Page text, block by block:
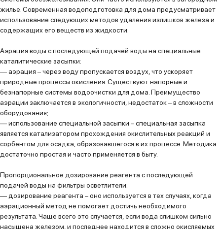
жилье. Современная водоподготовка для дома предусматривает
использование следующих методов удаления излишков железа и
содержащих его веществ из жидкости.
Аэрация воды с последующей подачей воды на специальные
каталитические засыпки:
— аэрация – через воду пропускается воздух, что ускоряет
природные процессы окисления. Существуют напорные и
безнапорные системы водоочистки для дома. Преимущество
аэрации заключается в экологичности, недостаток – в сложности
оборудования;
—использование специальной засыпки – специальная засыпка
является катализатором прохождения окислительных реакций и
сорбентом для осадка, образовавшегося в их процессе. Методика
достаточно простая и часто применяется в быту.
Пропорциональное дозирование реагента с последующей
подачей воды на фильтры осветлители:
— дозирование реагента – оно используется в тех случаях, когда
аэрационный метод не помогает достичь необходимого
результата. Чаще всего это случается, если вода слишком сильно
насыщена железом, и последнее находится в сложно окисляемых